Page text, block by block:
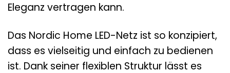
Eleganz vertragen kann.
Das Nordic Home LED-Netz ist so konzipiert,
dass es vielseitig und einfach zu bedienen
ist. Dank seiner flexiblen Struktur lässt es